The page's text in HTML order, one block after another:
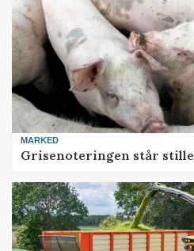
MARKED
Grisenoteringen står stille